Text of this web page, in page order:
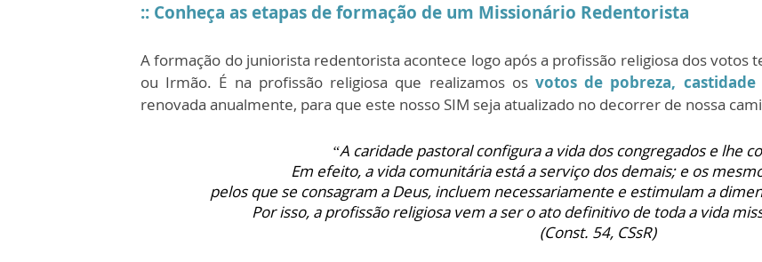
:: Conheça as etapas de formação de um Missionário Redentorista
A formação do juniorista redentorista acontece logo após a profissão religiosa dos votos
ou Irmão. É na profissão religiosa que realizamos os votos de pobreza, castidade
renovada anualmente, para que este nosso SIM seja atualizado no decorrer de nossa
“A caridade pastoral configura a vida dos congregados e lhe
Em efeito, a vida comunitária está a serviço dos demais; e os
pelos que se consagram a Deus, incluem necessariamente e estimulam a
Por isso, a profissão religiosa vem a ser o ato definitivo de toda a vida
(Const. 54, CSsR)